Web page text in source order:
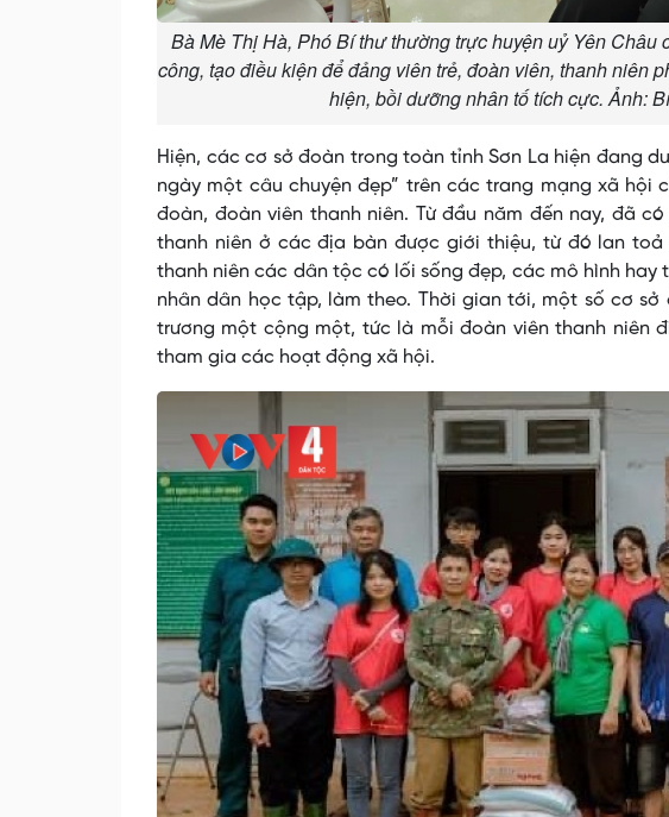
Bà Mè Thị Hà, Phó Bí thư thường trực huyện uỷ Yên
công, ​​​​​tạo điều kiện để đảng viên trẻ, đoàn viên, thanh niên
hiện, bồi dưỡng nhân tố tích cực. Ảnh:
Hiện, các cơ sở đoàn trong toàn tỉnh Sơn La hiện đang
ngày một câu chuyện đẹp” trên các trang mạng xã
đoàn, đoàn viên thanh niên. Từ đầu năm đến nay, đã
thanh niên ở các địa bàn được giới thiệu, từ đó lan
thanh niên các dân tộc có lối sống đẹp, các mô hình
nhân dân học tập, làm theo. Thời gian tới, một số cơ sở
trương một cộng một, tức là mỗi đoàn viên thanh niên
tham gia các hoạt động xã hội.